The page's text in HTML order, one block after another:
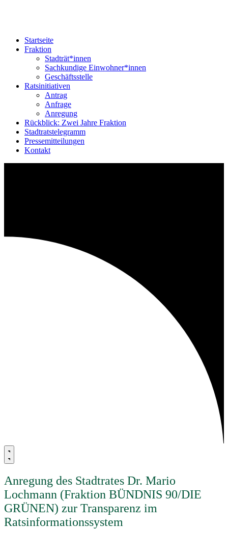
Startseite
Fraktion
Stadträt*innen
Sachkundige Einwohner*innen
Geschäftsstelle
Ratsinitiativen
Antrag
Anfrage
Anregung
Rückblick: Zwei Jahre Fraktion
Stadtratstelegramm
Pressemitteilungen
Kontakt
Anregung des Stadtrates Dr. Mario
Lochmann (Fraktion BÜNDNIS 90/DIE
GRÜNEN) zur Transparenz im
Ratsinformationssystem